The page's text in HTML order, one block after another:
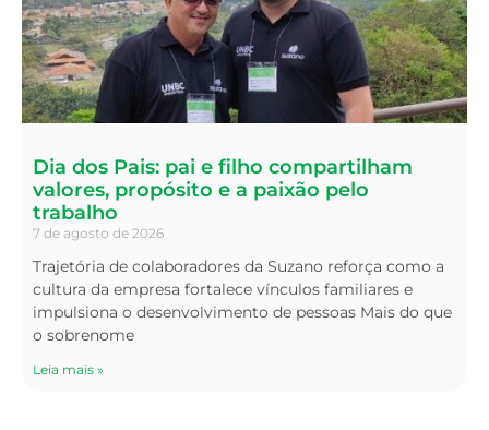
Dia dos Pais: pai e filho compartilham
valores, propósito e a paixão pelo
trabalho
7 de agosto de 2026
Trajetória de colaboradores da Suzano reforça como a
cultura da empresa fortalece vínculos familiares e
impulsiona o desenvolvimento de pessoas Mais do que
o sobrenome
Leia mais »